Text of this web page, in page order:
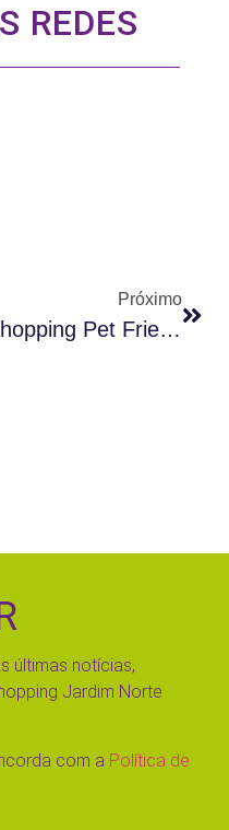
REDES
Próximo
Shopping Pet Friendly: Venha Passear Com O Seu Melhor Amigo No Jardim Norte
últimas notícias,
Jardim Norte
com a Política de